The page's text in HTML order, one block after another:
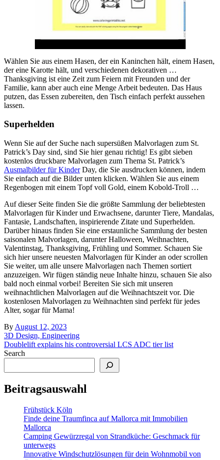
Wählen Sie aus einem Hasen, der ein Kaninchen hält, einem Hasen,
der eine Karotte hält, und verschiedenen dekorativen …
Thanksgiving ist eine Zeit zum Feiern mit Freunden und der
Familie, kann aber auch eine Menge Arbeit bedeuten. Das Haus
putzen, das Essen zubereiten, den Tisch einfach perfekt aussehen
lassen.
Superhelden
Wenn Sie auf der Suche nach supersüßen Malvorlagen zum St.
Patrick’s Day sind, sind Sie hier genau richtig! Es gibt sieben
kostenlos druckbare Malvorlagen zum Thema St. Patrick’s
Ausmalbilder für KinderDay, die Sie ausdrucken können, indem
Sie einfach auf die Bilder unten klicken. Wählen Sie aus einem
Regenbogen mit einem Topf voll Gold, einem Kobold-Troll …
Auf dieser Seite finden Sie die größte Sammlung der beliebtesten
Malvorlagen für Kinder und Erwachsene, darunter Tiere, Mandalas,
Fantasie, Landschaften, inspirierende Zitate und Superhelden.
Darüber hinaus finden Sie eine erstaunliche Sammlung der besten
saisonalen Malvorlagen, darunter Halloween, Weihnachten,
Valentinstag, Thanksgiving, Frühling und Sommer. Schauen Sie
sich hier unsere neuesten Malvorlagen für Kinder an oder scrollen
Sie weiter, um alle unsere Malvorlagen nach Themen sortiert
anzuzeigen. Wir fügen ständig neue Inhalte hinzu, schauen Sie also
bald noch einmal vorbei! Bereiten Sie sich mit unseren
weihnachtlichen Malvorlagen auf die Weihnachtszeit vor. Die
kostenlosen Malvorlagen zu Weihnachten sind perfekt für jedes
Alter, sogar für Mama!
By August 12, 2023
Post
navigation
3D Design, Engineering
Doublelift explains his controversial LCS ADC tier list
Search
Beitragsauswahl
Frühstück Köln
Finde deine Traumfinca auf Mallorca mit Immobilien
Mallorca
Camping Gewürzregal von Strandküche: Geschmack für
unterwegs
Innovative Windschutzlösungen für dein Wohnmobil von